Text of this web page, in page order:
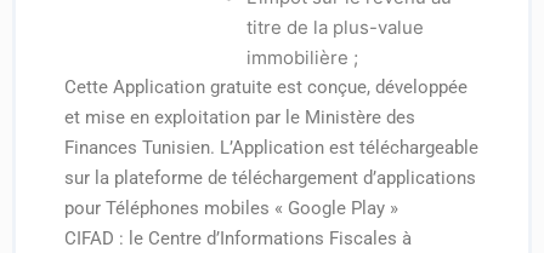
titre de la plus-value
immobilière ;
Cette Application gratuite est conçue, développée
et mise en exploitation par le Ministère des
Finances Tunisien. L’Application est téléchargeable
sur la plateforme de téléchargement d’applications
pour Téléphones mobiles « Google Play »
CIFAD : le Centre d’Informations Fiscales à